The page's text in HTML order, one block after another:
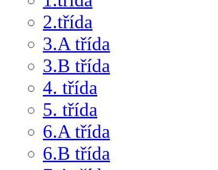
2.třída
3.A třída
3.B třída
4. třída
5. třída
6.A třída
6.B třída